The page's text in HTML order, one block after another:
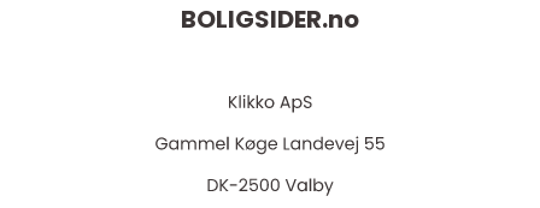
BOLIGSIDER.no